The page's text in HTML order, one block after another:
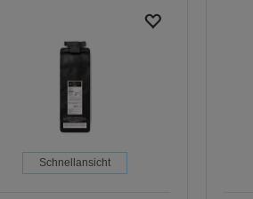
Schnellansicht